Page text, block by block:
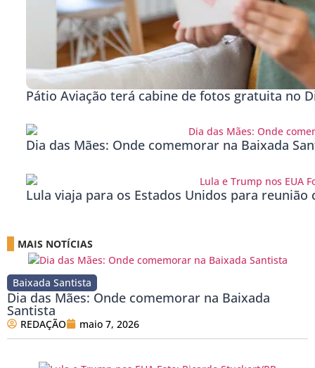
Pátio Aviação terá cabine de fotos gratuita no
Dia das Mães: Onde comemorar na Baixada
Lula viaja para os Estados Unidos para reunião
MAIS NOTÍCIAS
Baixada Santista
Dia das Mães: Onde comemorar na Baixada
Santista
REDAÇÃO maio 7, 2026